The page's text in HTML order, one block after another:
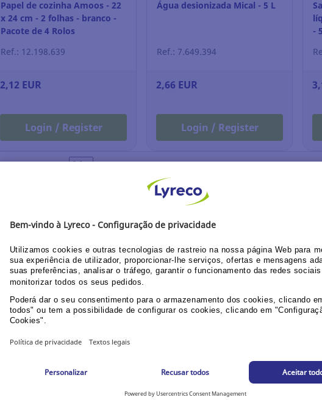
Papel de cozinha Amoos - 22
x 24 cm - 2 folhas - branco -
Pacote de 4 Rolos
Ref.: 12.198.639
2,12 EUR
Login / Register
Água desionizada Mical - 5 L
Ref.: 7.649.394
2,66 EUR
Login / Register
-
MOSTRAR POR
PRECISA DE AJUDA?
Pode aceder ao nosso Centro de Ajuda para resolver as suas
entre em contacto
206 070 (de 2ªf a 6ªf das 08h30 às 17h30, julho e agosto de